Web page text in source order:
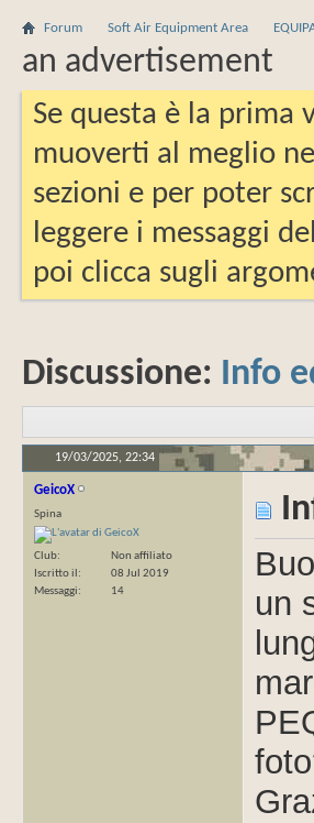
Forum Soft Air Equipment Area
an advertisement
Se questa è la
muoverti al meglio
sezioni e per poter
leggere i messaggi
poi clicca sugli
Discussione: Info
19/03/2025, 22:34
GeicoX
Spina
Club
Non affiliato
Iscritto il
08 Jul 2019
Messaggi
14
un